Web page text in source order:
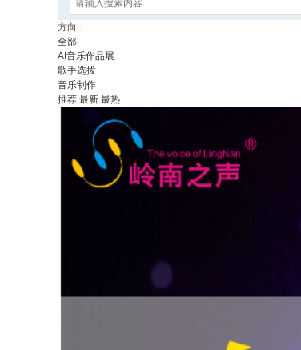
方向：
全部
AI音乐作品展
歌手选拔
音乐制作
推荐 最新 最热